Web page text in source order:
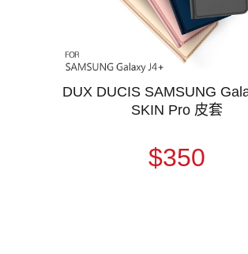
DUX DUCIS SAMSUNG
SKIN Pro 皮套
$350